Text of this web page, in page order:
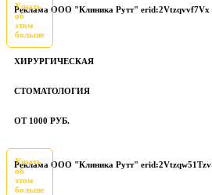
Реклама ООО "Клиника Рутт" erid:2Vtzqvvf7Vx
Узнать
об
этом
больше
ХИРУРГИЧЕСКАЯ
СТОМАТОЛОГИЯ
ОТ 1000 РУБ.
Реклама ООО "Клиника Рутт" erid:2Vtzqw51Tzv
Узнать
об
этом
больше